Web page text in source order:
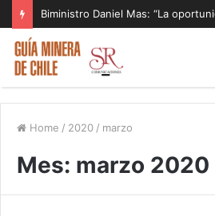
Home / 2020 / marzo
Mes: marzo 2020